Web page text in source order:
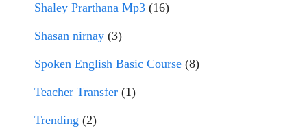
Shaley Prarthana Mp3 (16)
Shasan nirnay (3)
Spoken English Basic Course (8)
Teacher Transfer (1)
Trending (2)